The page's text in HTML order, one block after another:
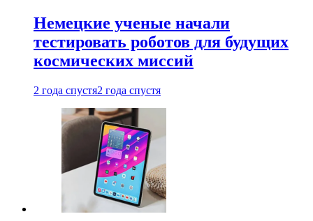
Немецкие ученые начали
тестировать роботов для будущих
космических миссий
2 года спустя2 года спустя